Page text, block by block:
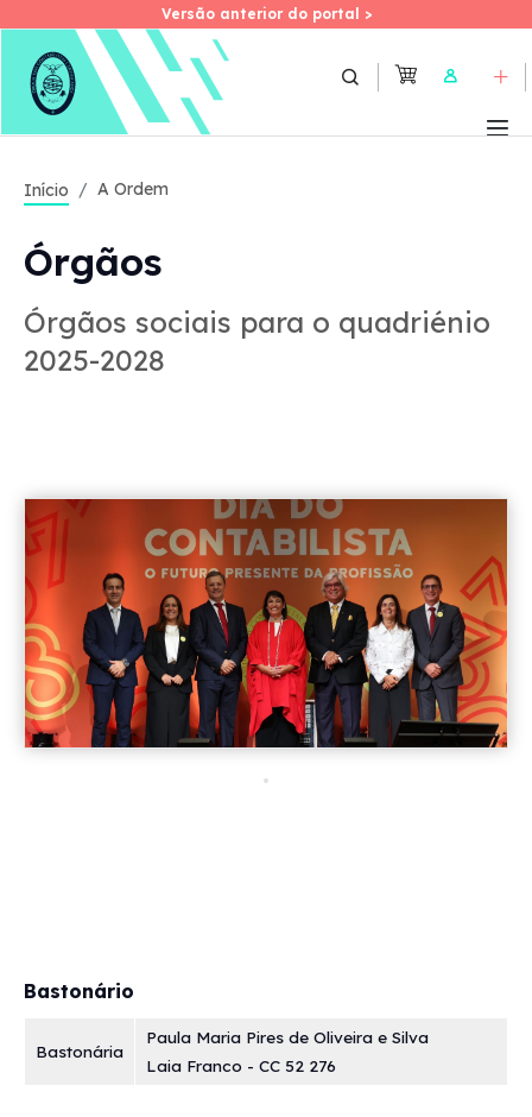
Skip
Versão anterior do portal >
Versão anterior do portal >
User
Início A Ordem
Órgãos
Órgãos sociais para o quadriénio
2025-2028
Bastonário
Bastonária
Paula Maria Pires de Oliveira e Silva
Laia Franco - CC 52 276